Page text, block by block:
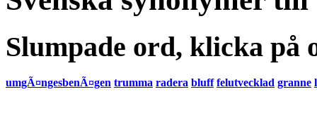
Slumpade ord, klicka på
umgÃ¤ngesbenÃ¤gen trumma radera bluff felutvecklad granne